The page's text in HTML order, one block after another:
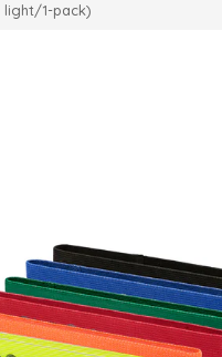
light/1-pack)